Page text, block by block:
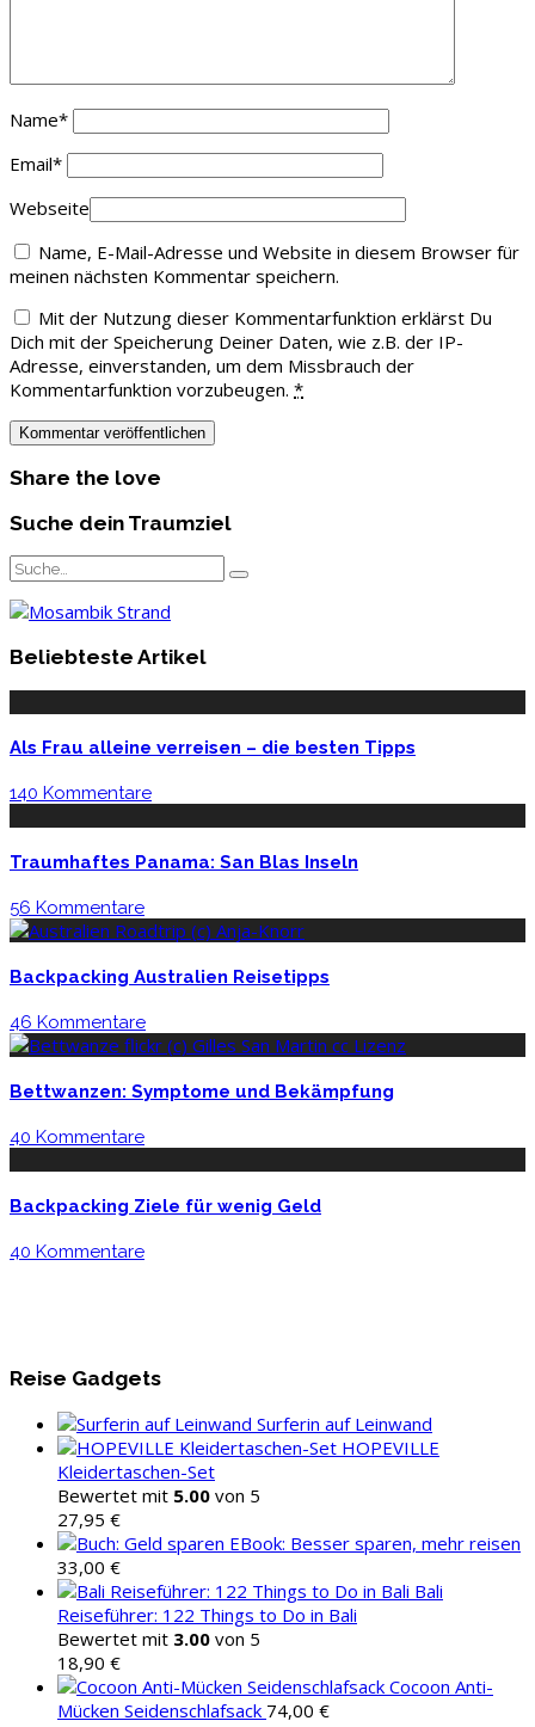
Name*
Email*
Webseite
Name, E-Mail-Adresse und Website in diesem Browser für
meinen nächsten Kommentar speichern.
Mit der Nutzung dieser Kommentarfunktion erklärst Du
Dich mit der Speicherung Deiner Daten, wie z.B. der IP-
Adresse, einverstanden, um dem Missbrauch der
Kommentarfunktion vorzubeugen. *
Share the love
Suche dein Traumziel
Beliebteste Artikel
Als Frau alleine verreisen – die besten Tipps
140 Kommentare
Traumhaftes Panama: San Blas Inseln
56 Kommentare
Backpacking Australien Reisetipps
46 Kommentare
Bettwanzen: Symptome und Bekämpfung
40 Kommentare
Backpacking Ziele für wenig Geld
40 Kommentare
Reise Gadgets
Surferin auf Leinwand
HOPEVILLE
Kleidertaschen-Set
Bewertet mit 5.00 von 5
27,95 €
EBook: Besser sparen, mehr reisen
33,00 €
Bali
Reiseführer: 122 Things to Do in Bali
Bewertet mit 3.00 von 5
18,90 €
Cocoon Anti-
Mücken Seidenschlafsack 74,00 €